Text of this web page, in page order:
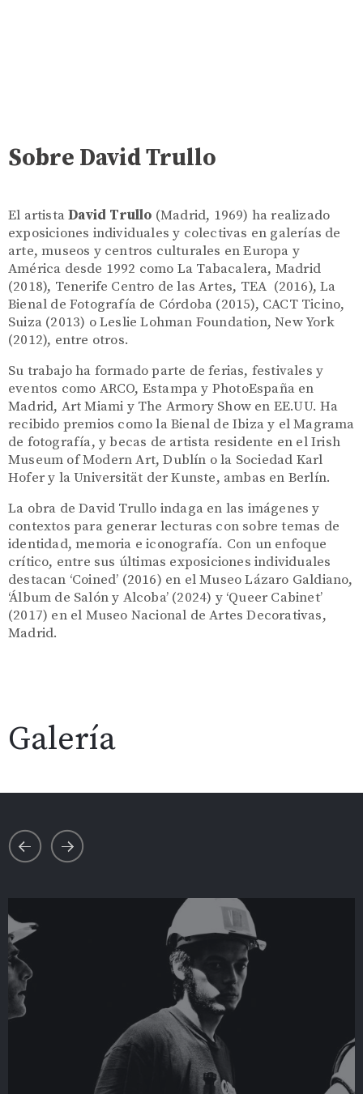
Sobre David Trullo
El artistaDavid Trullo (Madrid, 1969) ha realizado
exposiciones individuales y colectivas en galerías de
arte, museos y centros culturales en Europa y
América desde 1992 como La Tabacalera, Madrid
(2018), Tenerife Centro de las Artes, TEA (2016), La
Bienal de Fotografía de Córdoba (2015), CACT Ticino,
Suiza (2013) o Leslie Lohman Foundation, New York
(2012), entre otros.
Su trabajo ha formado parte de ferias, festivales y
eventos como ARCO, Estampa y PhotoEspaña en
Madrid, Art Miami y The Armory Show en EE.UU. Ha
recibido premios como la Bienal de Ibiza y el Magrama
de fotografía, y becas de artista residente en el Irish
Museum of Modern Art, Dublín o la Sociedad Karl
Hofer y la Universität der Kunste, ambas en Berlín.
La obra de David Trullo indaga en las imágenes y
contextos para generar lecturas con sobre temas de
identidad, memoria e iconografía. Con un enfoque
crítico, entre sus últimas exposiciones individuales
destacan ‘Coined’ (2016) en el Museo Lázaro Galdiano,
‘Álbum de Salón y Alcoba’ (2024) y ‘Queer Cabinet’
(2017) en el Museo Nacional de Artes Decorativas,
Madrid.
Galería